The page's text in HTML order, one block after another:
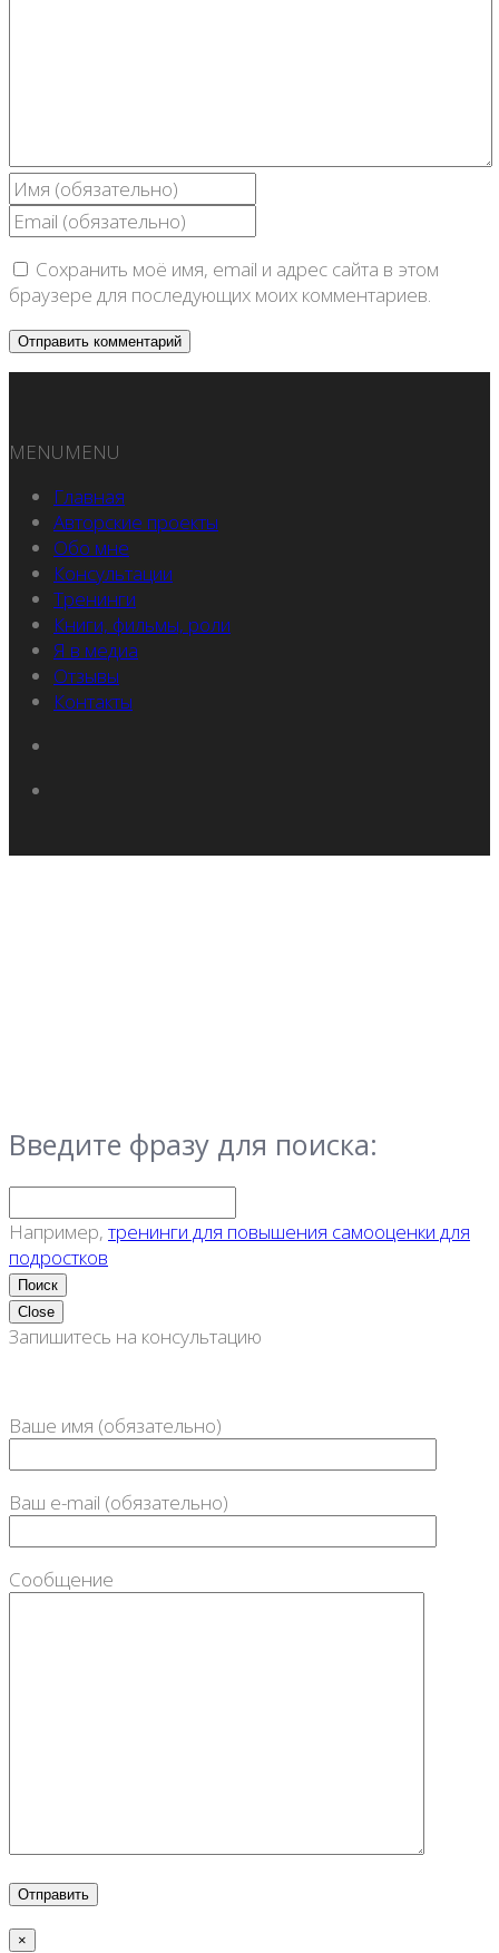
Сохранить моё имя, email и адрес сайта в этом
браузере для последующих моих комментариев.
MENUMENU
Главная
Авторские проекты
Обо мне
Консультации
Тренинги
Книги, фильмы, роли
Я в медиа
Отзывы
Контакты
Введите фразу для поиска:
Например, тренинги для повышения самооценки для
подростков
Close
Запишитесь на консультацию
Ваше имя (обязательно)
Ваш e-mail (обязательно)
Сообщение
×